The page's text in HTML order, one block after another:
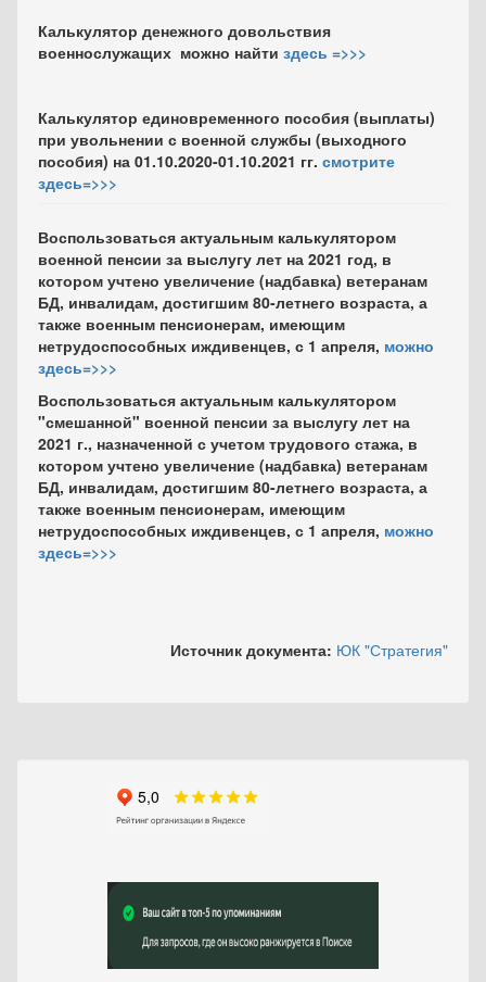
Калькулятор денежного довольствия
военнослужащих можно найти здесь =>>>
Калькулятор единовременного пособия (выплаты)
при увольнении с военной службы (выходного
пособия) на 01.10.2020-01.10.2021 гг. смотрите
здесь=>>>
Воспользоваться актуальным калькулятором
военной пенсии за выслугу лет на 2021 год, в
котором учтено увеличение (надбавка) ветеранам
БД, инвалидам, достигшим 80-летнего возраста, а
также военным пенсионерам, имеющим
нетрудоспособных иждивенцев, с 1 апреля, можно
здесь=>>>
Воспользоваться актуальным калькулятором
"смешанной" военной пенсии за выслугу лет на
2021 г., назначенной с учетом трудового стажа, в
котором учтено увеличение (надбавка) ветеранам
БД, инвалидам, достигшим 80-летнего возраста, а
также военным пенсионерам, имеющим
нетрудоспособных иждивенцев, с 1 апреля, можно
здесь=>>>
Источник документа: ЮК "Стратегия"